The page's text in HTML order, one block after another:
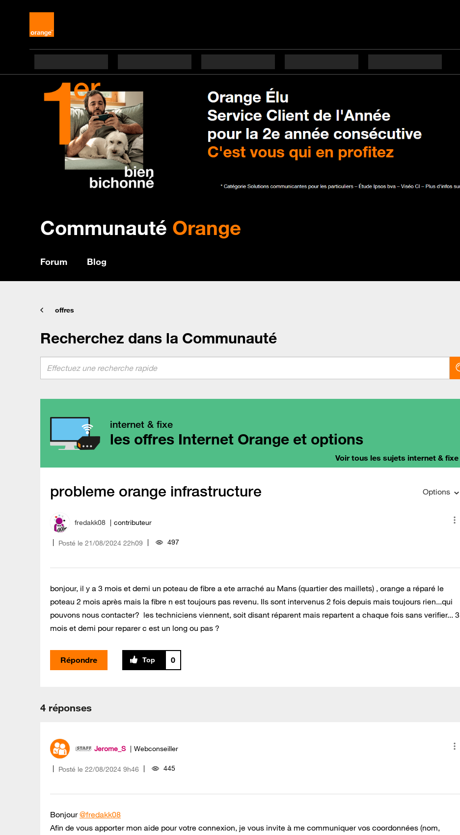
Communauté Orange
Forum Blog
offres
Recherchez dans la Communauté
internet & fixe
les offres Internet Orange et options
Voir tous les sujets internet & fixe
probleme orange infrastructure Options
fredakk08 contributeur
Posté le ‎21/08/2024 22h09 497
bonjour, il y a 3 mois et demi un poteau de fibre a ete arraché au Mans (quartier des maillets) , orange a réparé le
poteau 2 mois après mais la fibre n est toujours pas revenu. Ils sont intervenus 2 fois depuis mais toujours rien...qui
pouvons nous contacter? les techniciens viennent, soit disant réparent mais repartent a chaque fois sans verifier... 3
mois et demi pour reparer c est un long ou pas ?
Répondre 0
4 réponses
Jerome_S Webconseiller
Posté le ‎22/08/2024 9h46 445
Bonjour@fredakk08
Afin de vous apporter mon aide pour votre connexion, je vous invite à me communiquer vos coordonnées (nom,